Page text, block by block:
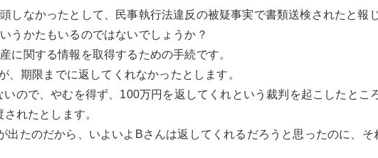
しなかったとして、民事執行法違反の被疑事実で書類送検されたと報
うかたもいるのではないでしょうか？
に関する情報を取得するための手続です。
期限までに返してくれなかったとします。
ので、やむを得ず、100万円を返してくれという裁判を起こしたとこ
れたとします。
たのだから、いよいよBさんは返してくれるだろうと思ったのに、そ